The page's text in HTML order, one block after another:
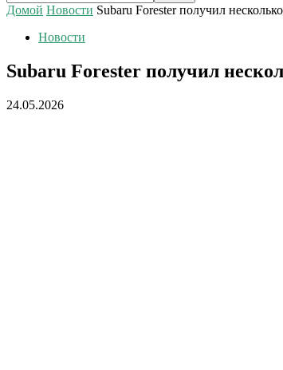
Домой Новости Subaru Forester получил
Новости
Subaru Forester получил
24.05.2026